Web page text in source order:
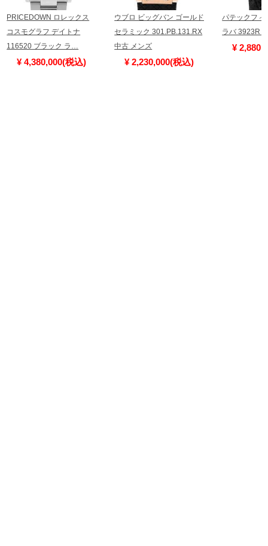
PRICEDOWN ロレックス
コスモグラフ デイトナ
116520 ブラック ラ…
¥ 4,380,000(税込)
ウブロ ビッグバン ゴールド
セラミック 301.PB.131.RX
中古 メンズ
¥ 2,230,000(税込)
パテックフィ
ラバ 3923R
¥